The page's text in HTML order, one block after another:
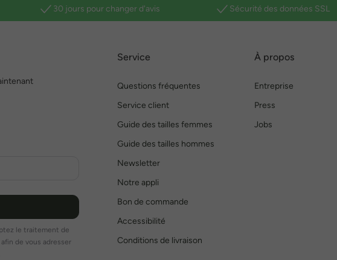
30 jours pour changer d'avis Sécurité des données SSL
le traitement de
de vous adresser
Service
Questions fréquentes
Service client
Guide des tailles femmes
Guide des tailles hommes
Newsletter
Notre appli
Bon de commande
Accessibilité
Conditions de livraison
À propos
Entreprise
Press
Jobs